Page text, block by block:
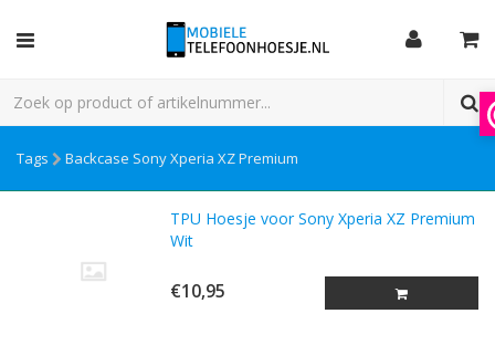
Tags Backcase Sony Xperia XZ Premium
TPU Hoesje voor Sony Xperia XZ Premium
Wit
€10,95